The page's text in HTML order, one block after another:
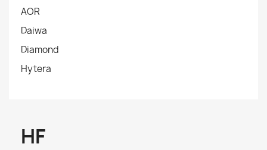
AOR
Daiwa
Diamond
Hytera
HF